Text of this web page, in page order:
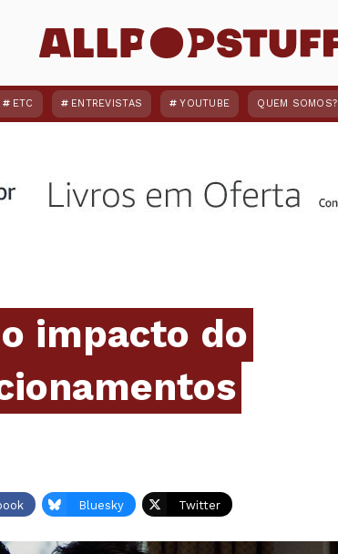
ETC ENTREVISTAS YOUTUBE QUEM SOMOS?
impacto do
Bluesky Twitter